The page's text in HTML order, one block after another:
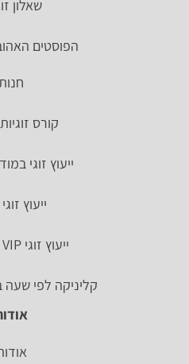
שאלון
הפוסטים
קורס
ייעוץ זוגי
ייעוץ
ייעוץ זוגי VIP עד הבית
קליניקה לפי שעה